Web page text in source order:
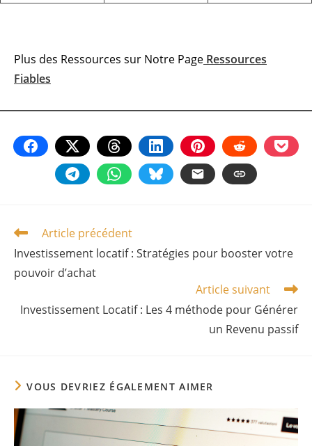
Plus des Ressources sur Notre Page Ressources
Fiables
Read
more
articles
Article précédent
Investissement locatif : Stratégies pour booster votre
pouvoir d’achat
Article suivant
Investissement Locatif : Les 4 méthode pour Générer
un Revenu passif
VOUS DEVRIEZ ÉGALEMENT AIMER